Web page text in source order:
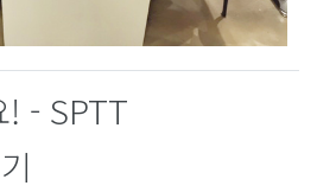
! - SPTT